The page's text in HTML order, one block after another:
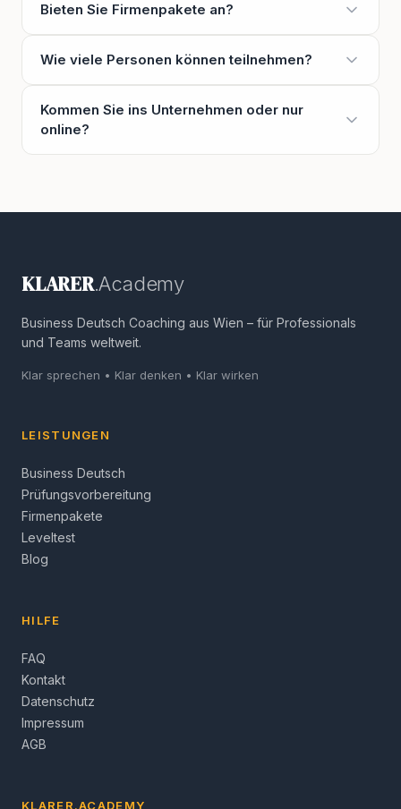
Bieten Sie Firmenpakete an?
Wie viele Personen können teilnehmen?
Kommen Sie ins Unternehmen oder nur
online?
KLARER.Academy
Business Deutsch Coaching aus Wien – für Professionals
und Teams weltweit.
Klar sprechen • Klar denken • Klar wirken
LEISTUNGEN
Business Deutsch
Prüfungsvorbereitung
Firmenpakete
Leveltest
Blog
HILFE
FAQ
Kontakt
Datenschutz
Impressum
AGB
KLARER.ACADEMY